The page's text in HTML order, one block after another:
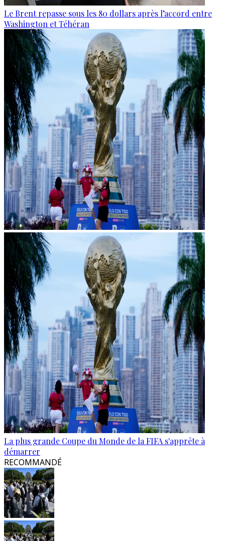
Le Brent repasse sous les 80 dollars après l’accord entre
Washington et Téhéran
La plus grande Coupe du Monde de la FIFA s'apprête à
démarrer
RECOMMANDÉ